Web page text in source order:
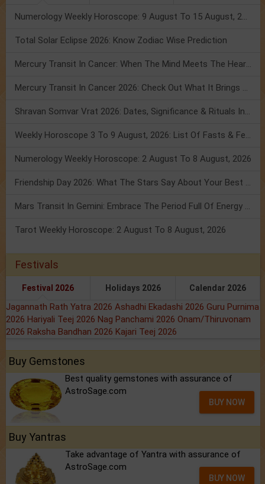
Numerology Weekly Horoscope: 9 August To 15 August, 2026
Total Solar Eclipse 2026: Know Zodiac Wise Prediction
Mercury Transit In Cancer: When The Mind Meets The Heart!
Mercury Transit In Cancer 2026: Check Out What It Brings For You
Shravan Somvar Vrat 2026: Dates, Significance & Rituals In August
Weekly Horoscope 3 To 9 August, 2026: List Of Fasts & Festivals
Numerology Weekly Horoscope: 2 August To 8 August, 2026
Friendship Day 2026: What The Stars Say About Your Best Friend!
Mars Transit In Gemini: Embrace The Period Full Of Energy & Intelligence
Tarot Weekly Horoscope: 2 August To 8 August, 2026
Festivals
Festival 2026 Holidays 2026 Calendar 2026
Jagannath Rath Yatra 2026 Ashadhi Ekadashi 2026 Guru Purnima
2026 Hariyali Teej 2026 Nag Panchami 2026 Onam/Thiruvonam
2026 Raksha Bandhan 2026 Kajari Teej 2026
Buy Gemstones
Best quality gemstones with assurance of
AstroSage.com
BUY NOW
Buy Yantras
Take advantage of Yantra with assurance of
AstroSage.com
BUY NOW